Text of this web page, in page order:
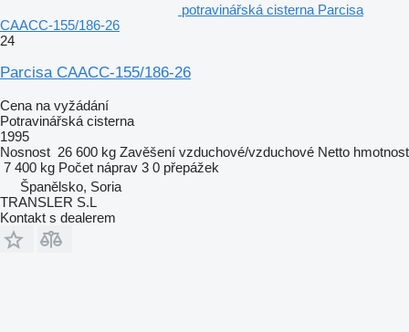
potravinářská cisterna Parcisa
CAACC-155/186-26
24
Parcisa CAACC-155/186-26
Cena na vyžádání
Potravinářská cisterna
1995
Nosnost 26 600 kg Zavěšení vzduchové/vzduchové Netto hmotnost
7 400 kg Počet náprav 3 0 přepážek
Španělsko, Soria
TRANSLER S.L
Kontakt s dealerem